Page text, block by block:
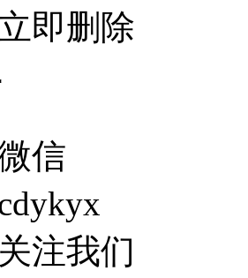
即删除
信
注我们